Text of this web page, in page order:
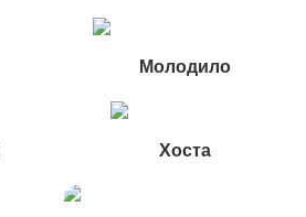
Молодило
Хоста